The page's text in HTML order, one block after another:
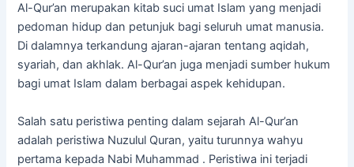
Al-Qur’an merupakan kitab suci umat Islam yang menjadi
pedoman hidup dan petunjuk bagi seluruh umat manusia.
Di dalamnya terkandung ajaran-ajaran tentang aqidah,
syariah, dan akhlak. Al-Qur’an juga menjadi sumber hukum
bagi umat Islam dalam berbagai aspek kehidupan.
Salah satu peristiwa penting dalam sejarah Al-Qur’an
adalah peristiwa Nuzulul Quran, yaitu turunnya wahyu
pertama kepada Nabi Muhammad . Peristiwa ini terjadi